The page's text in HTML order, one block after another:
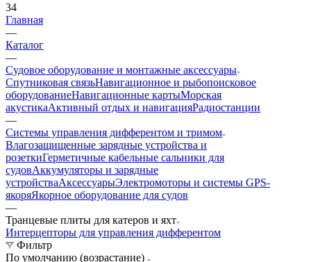
34
Главная
—
Каталог
—
Судовое оборудование и монтажные аксессуары
Спутниковая связьНавигационное и рыбопоисковое
оборудованиеНавигационные картыМорская
акустикаАктивный отдых и навигацияРадиостанции
—
Системы управления дифферентом и тримом
Влагозащищенные зарядные устройства и
розеткиГерметичные кабельные сальники для
судовАккумуляторы и зарядные
устройстваАксессуарыЭлектромоторы и системы GPS-
якоряЯкорное оборудование для судов
—
Транцевые плиты для катеров и яхт
Интерцепторы для управления дифферентом
Фильтр
По умолчанию (возрастание)